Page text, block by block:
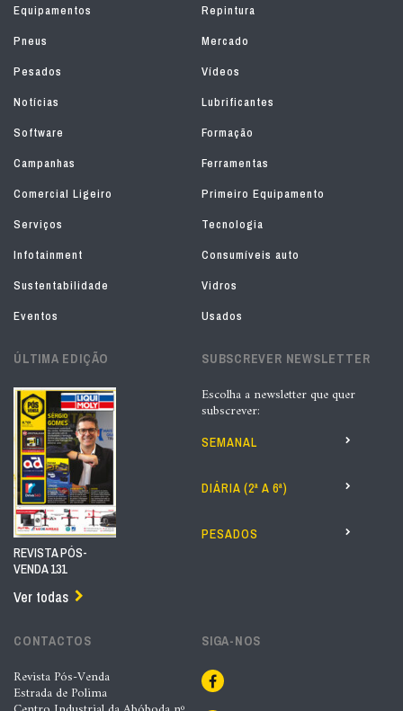
Equipamentos
Repintura
Pneus
Mercado
Pesados
Vídeos
Notícias
Lubrificantes
Software
Formação
Campanhas
Ferramentas
Comercial Ligeiro
Primeiro Equipamento
Serviços
Tecnologia
Infotainment
Consumíveis auto
Sustentabilidade
Vidros
Eventos
Usados
ÚLTIMA EDIÇÃO
REVISTA PÓS-
VENDA 131
Ver todas
SUBSCREVER NEWSLETTER
Escolha a newsletter que quer
subscrever:
SEMANAL
DIÁRIA (2ª A 6ª)
PESADOS
CONTACTOS
Revista Pós-Venda
Estrada de Polima
SIGA-NOS